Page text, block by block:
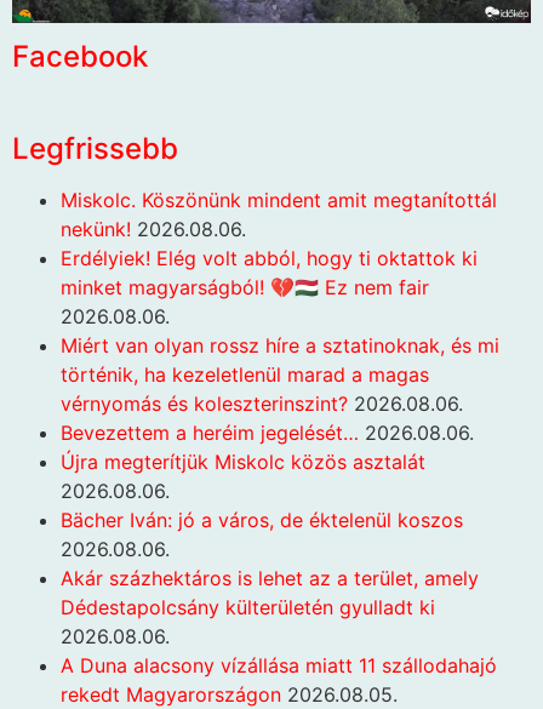
Facebook
Legfrissebb
Miskolc. Köszönünk mindent amit megtanítottál
nekünk! 2026.08.06.
Erdélyiek! Elég volt abból, hogy ti oktattok ki
minket magyarságból! 💔🇭🇺 Ez nem fair
2026.08.06.
Miért van olyan rossz híre a sztatinoknak, és mi
történik, ha kezeletlenül marad a magas
vérnyomás és koleszterinszint? 2026.08.06.
Bevezettem a heréim jegelését… 2026.08.06.
Újra megterítjük Miskolc közös asztalát
2026.08.06.
Bächer Iván: jó a város, de éktelenül koszos
2026.08.06.
Akár százhektáros is lehet az a terület, amely
Dédestapolcsány külterületén gyulladt ki
2026.08.06.
A Duna alacsony vízállása miatt 11 szállodahajó
rekedt Magyarországon 2026.08.05.